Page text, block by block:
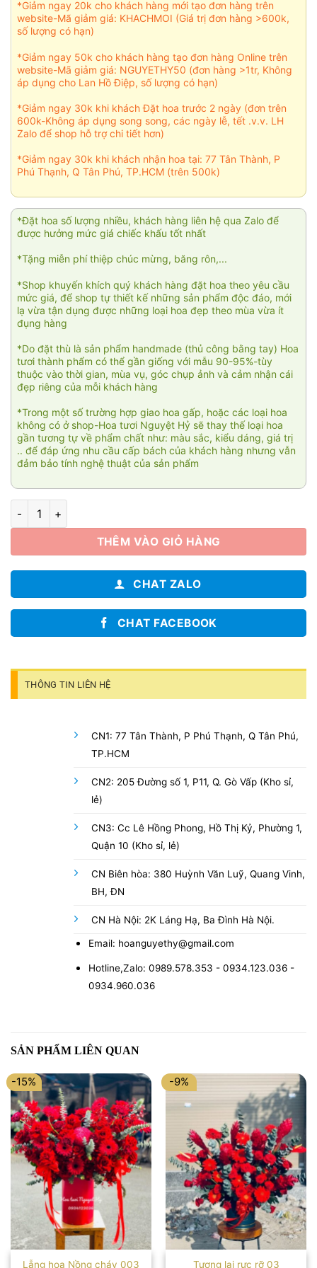
*Giảm ngay 20k cho khách hàng mới tạo đơn hàng trên
website-Mã giảm giá: KHACHMOI (Giá trị đơn hàng >600k,
số lượng có hạn)
*Giảm ngay 50k cho khách hàng tạo đơn hàng Online trên
website-Mã giảm giá: NGUYETHY50 (đơn hàng >1tr, Không
áp dụng cho Lan Hồ Điệp, số lượng có hạn)
*Giảm ngay 30k khi khách Đặt hoa trước 2 ngày (đơn trên
600k-Không áp dụng song song, các ngày lễ, tết .v.v. LH
Zalo để shop hỗ trợ chi tiết hơn)
*Giảm ngay 30k khi khách nhận hoa tại: 77 Tân Thành, P
Phú Thạnh, Q Tân Phú, TP.HCM (trên 500k)
*Đặt hoa số lượng nhiều, khách hàng liên hệ qua Zalo để
được hưởng mức giá chiếc khấu tốt nhất
*Tặng miễn phí thiệp chúc mừng, băng rôn,...
*Shop khuyến khích quý khách hàng đặt hoa theo yêu cầu
mức giá, để shop tự thiết kế những sản phẩm độc đáo, mới
lạ vừa tận dụng được những loại hoa đẹp theo mùa vừa ít
đụng hàng
*Do đặt thù là sản phẩm handmade (thủ công bằng tay) Hoa
tươi thành phẩm có thể gần giống với mẫu 90-95%-tùy
thuộc vào thời gian, mùa vụ, góc chụp ảnh và cảm nhận cái
đẹp riêng của mỗi khách hàng
*Trong một số trường hợp giao hoa gấp, hoặc các loại hoa
không có ở shop-Hoa tươi Nguyệt Hỷ sẽ thay thế loại hoa
gần tương tự về phẩm chất như: màu sắc, kiểu dáng, giá trị
.. để đáp ứng nhu cầu cấp bách của khách hàng nhưng vẫn
đảm bảo tính nghệ thuật của sản phẩm
Giỏ hoa Tulip 068 số lượng
THÊM VÀO GIỎ HÀNG
CHAT ZALO
CHAT FACEBOOK
THÔNG TIN LIÊN HỆ
CN1: 77 Tân Thành, P Phú Thạnh, Q Tân Phú,
TP.HCM
CN2: 205 Đường số 1, P11, Q. Gò Vấp (Kho sỉ,
lẻ)
CN3: Cc Lê Hồng Phong, Hồ Thị Kỷ, Phường 1,
Quận 10 (Kho sỉ, lẻ)
CN Biên hòa: 380 Huỳnh Văn Luỹ, Quang Vinh,
BH, ĐN
CN Hà Nội: 2K Láng Hạ, Ba Đình Hà Nội.
Email: hoanguyethy@gmail.com
Hotline,Zalo: 0989.578.353 - 0934.123.036 -
0934.960.036
SẢN PHẨM LIÊN QUAN
-15%
Lẵng hoa Nồng cháy 003
-9%
Tương lai rực rỡ 03